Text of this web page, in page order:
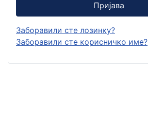
Пријава
Заборавили сте лозинку?
Заборавили сте корисничко име?